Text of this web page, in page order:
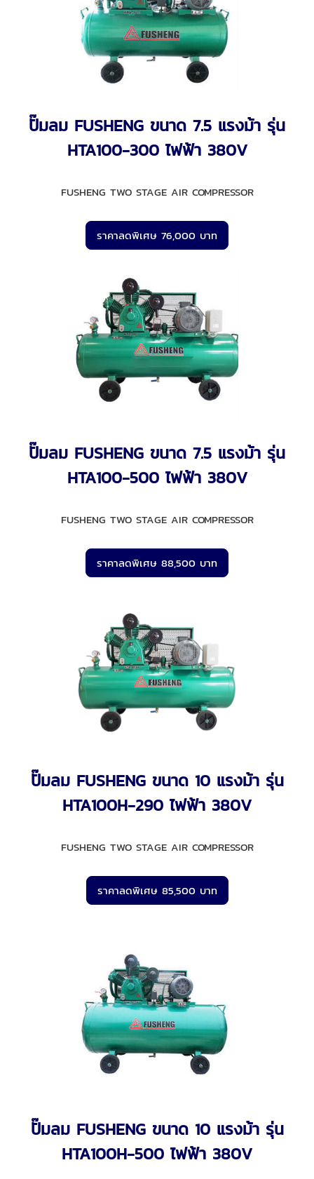
ปั๊มลม FUSHENG ขนาด 7.5 แรงม้า รุ่น
HTA100-300 ไฟฟ้า 380V
FUSHENG TWO STAGE AIR COMPRESSOR
ราคาลดพิเศษ 76,000 บาท
ปั๊มลม FUSHENG ขนาด 7.5 แรงม้า รุ่น
HTA100-500 ไฟฟ้า 380V
FUSHENG TWO STAGE AIR COMPRESSOR
ราคาลดพิเศษ 88,500 บาท
ปั๊มลม FUSHENG ขนาด 10 แรงม้า รุ่น
HTA100H-290 ไฟฟ้า 380V
FUSHENG TWO STAGE AIR COMPRESSOR
ราคาลดพิเศษ 85,500 บาท
ปั๊มลม FUSHENG ขนาด 10 แรงม้า รุ่น
HTA100H-500 ไฟฟ้า 380V